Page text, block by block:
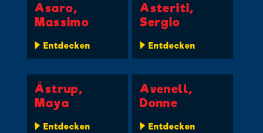
Asaro,
Massimo
Entdecken
Asteriti,
Sergio
Entdecken
Ästrup,
Maya
Entdecken
Avenell,
Donne
Entdecken